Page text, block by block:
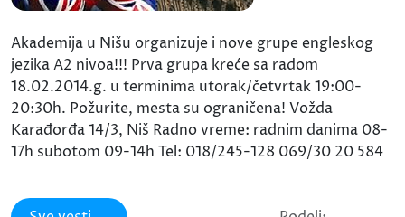
Akademija u Nišu organizuje i nove grupe engleskog
jezika A2 nivoa!!! Prva grupa kreće sa radom
18.02.2014.g. u terminima utorak/četvrtak 19:00-
20:30h. Požurite, mesta su ograničena! Vožda
Karađorđa 14/3, Niš Radno vreme: radnim danima 08-
17h subotom 09-14h Tel: 018/245-128 069/30 20 584